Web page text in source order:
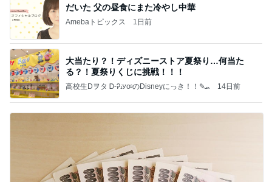
だいた 父の昼食にまた冷やし中華
Amebaトピックス 1日前
大当たり？！ディズニーストア夏祭り…何当た
る？！夏祭りくじに挑戦！！！
高校生Dヲタ Ꭰ-ᎮꭵꭹꭴのDisneyにっき！！✎ܚ 14日前